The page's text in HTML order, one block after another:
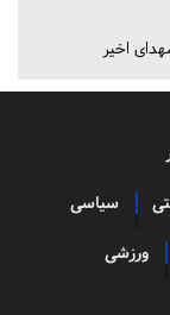
اخیر
سیاسی
ورزشی